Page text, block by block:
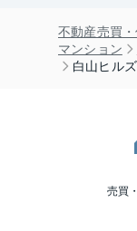
不動産売買
マンション
白山ヒルズ
売買